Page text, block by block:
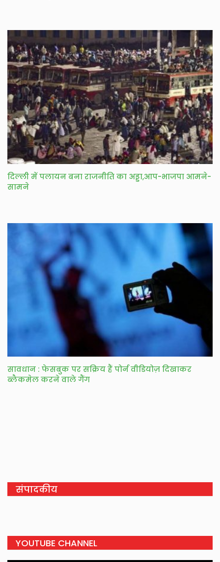
दिल्ली में पलायन बना राजनीति का अड्डा,आप-भाजपा आमने-
सामने
सावधान : फेसबुक पर सक्रिय हैं पोर्न वीडियोज़ दिखाकर
ब्लैकमेल करने वाले गैंग
संपादकीय
YOUTUBE CHANNEL